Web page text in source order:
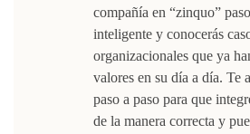
compañía en “zinquo”
inteligente y conocerás
organizacionales que ya
valores en su día a día. Te
paso a paso para que
de la manera correcta y